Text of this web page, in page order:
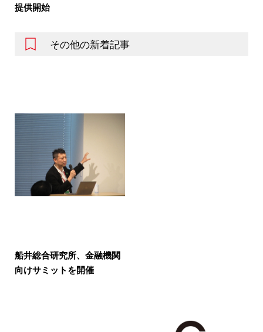
提供開始
その他の新着記事
船井総合研究所、金融機関
向けサミットを開催